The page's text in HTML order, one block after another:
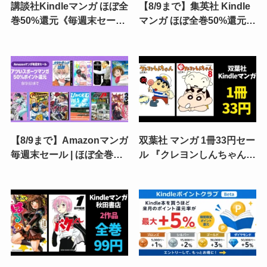
講談社Kindleマンガ ほぼ全
巻50%還元《毎週末セー
たたぶ／グラゼニ／頭文字
Ｄ 超合本版
【8/9まで】集英社 Kindle
マンガ ほぼ全巻50%還元
ドの功罪／ドッグスレッド
／忘却バッテリー
【8/9まで】Amazonマンガ
毎週末セール | ほぼ全巻
グスレッド／一勝千金／ひ
ゃくえむ。／頭文字D
双葉社 マンガ 1冊33円セー
ル 『クレヨンしんちゃん』
買っても1,254円